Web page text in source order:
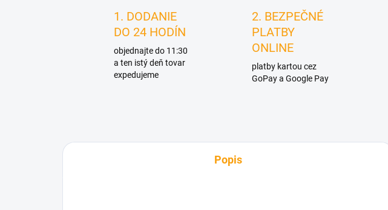
1. DODANIE
DO 24 HODÍN
objednajte do 11:30
a ten istý deň tovar
expedujeme
2. BEZPEČNÉ
PLATBY
ONLINE
platby kartou cez
GoPay a Google Pay
Popis